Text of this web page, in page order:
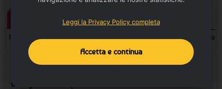
Prodotto personalizzato
L'articolo verrà personalizzato
Prodotto neutro
L'articolo sarà senza la stampa
Configura la stampa
Leggi la Privacy Policy completa
Accetta e continua